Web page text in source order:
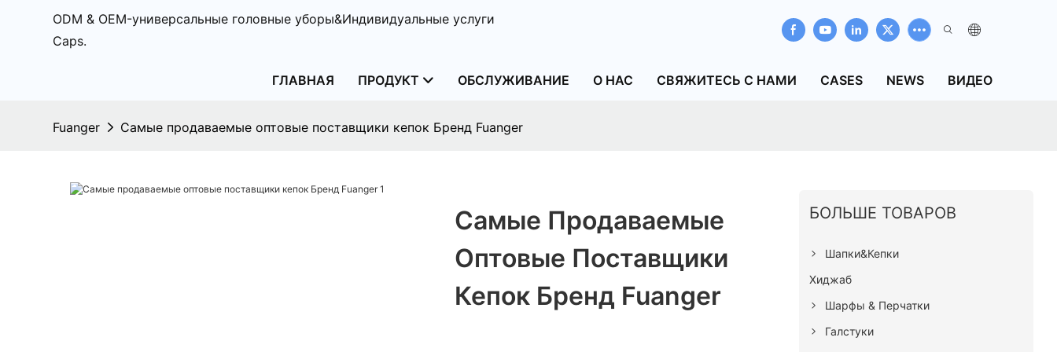
ODM & OEM-универсальные головные уборы&Индивидуальные услуги
Caps.
ГЛАВНАЯ ПРОДУКТ ОБСЛУЖИВАНИЕ О НАС СВЯЖИТЕСЬ С НАМИ CASES NEWS ВИДЕО
Fuanger Самые продаваемые оптовые поставщики кепок Бренд Fuanger
Самые Продаваемые
Оптовые Поставщики
Кепок Бренд Fuanger
БОЛЬШЕ ТОВАРОВ
Шапки&Кепки
Хиджаб
Шарфы & Перчатки
Галстуки